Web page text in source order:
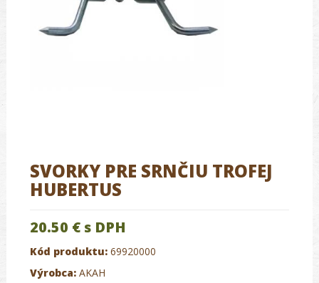
SVORKY PRE SRNČIU TROFEJ
HUBERTUS
20.50 € s DPH
Kód produktu: 69920000
Výrobca: AKAH